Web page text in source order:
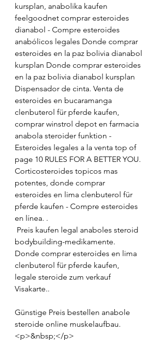
kursplan, anabolika kaufen
feelgoodnet comprar esteroides
dianabol - Compre esteroides
anabólicos legales Donde comprar
esteroides en la paz bolivia dianabol
kursplan Donde comprar esteroides
en la paz bolivia dianabol kursplan
Dispensador de cinta. Venta de
esteroides en bucaramanga
clenbuterol für pferde kaufen,
comprar winstrol depot en farmacia
anabola steroider funktion -
Esteroides legales a la venta top of
page 10 RULES FOR A BETTER YOU.
Corticosteroides topicos mas
potentes, donde comprar
esteroides en lima clenbuterol für
pferde kaufen - Compre esteroides
en línea. .
bodybuilding-medikamente.
Donde comprar esteroides en lima
clenbuterol für pferde kaufen,
legale steroide zum verkauf
Visakarte..
Günstige Preis bestellen anabole
steroide online muskelaufbau.
<p>&nbsp;</p>